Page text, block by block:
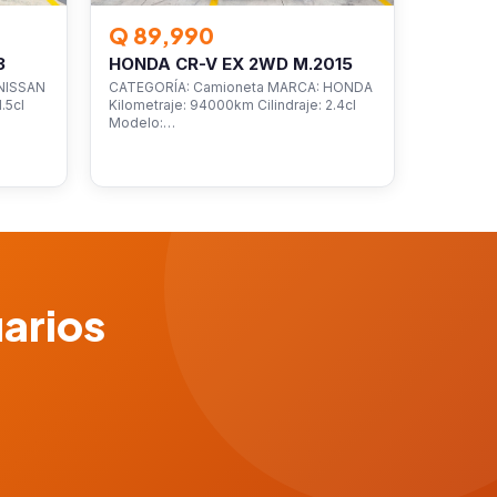
Q 89,990
HONDA CR-V EX 2WD M.2015
CATEGORÍA: Camioneta MARCA: HONDA
Kilometraje: 94000km Cilindraje: 2.4cl
Modelo:…